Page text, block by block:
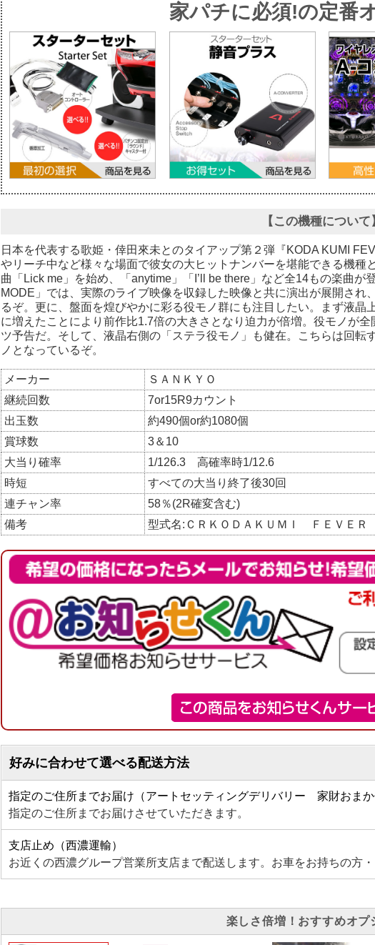
家パチに必須!の定番
【この機種について
日本を代表する歌姫・倖田來未とのタイアップ第２弾『KODA KUMI
やリーチ中など様々な場面で彼女の大ヒットナンバーを堪能できる機種
曲「Lick me」を始め、「anytime」「I’ll be there」など全14もの楽曲
MODE」では、実際のライブ映像を収録した映像と共に演出が展開さ
るぞ。更に、盤面を煌びやかに彩る役モノ群にも注目したい。まず液
に増えたことにより前作比1.7倍の大きさとなり迫力が倍増。役モノが
ツ予告だ。そして、液晶右側の「ステラ役モノ」も健在。こちらは回
ノとなっているぞ。
メーカー
ＳＡＮＫＹＯ
継続回数
7or15R9カウント
出玉数
約490個or約1080個
賞球数
3＆10
大当り確率
1/126.3 高確率時1/12.6
時短
すべての大当り終了後30回
連チャン率
58％(2R確変含む)
備考
型式名:ＣＲＫＯＤＡＫＵＭＩ ＦＥＶＥ
好みに合わせて選べる配送方法
指定のご住所までお届け（アートセッティングデリバリー 家財おま
指定のご住所までお届けさせていただきます。
支店止め（西濃運輸）
お近くの西濃グループ営業所支店まで配送します。お車をお持ちの方
楽しさ倍増！おすすめオプ